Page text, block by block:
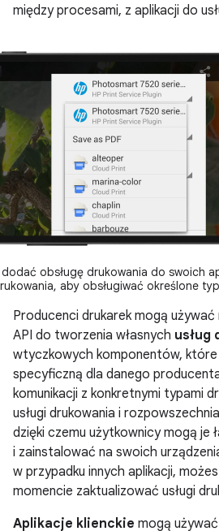
między procesami, z aplikacji do
obsługę drukowania do swoich
aby obsługiwać określone
Producenci drukarek mogą
API do tworzenia własnych usług
wtyczkowych komponentów,
specyficzną dla danego
komunikacji z konkretnymi typami
usługi drukowania i
dzięki czemu użytkownicy mogą je
i zainstalować na swoich
w przypadku innych aplikacji,
momencie zaktualizować usługi
Aplikacje klienckie mogą